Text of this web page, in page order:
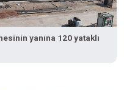
yanına 120 yataklı